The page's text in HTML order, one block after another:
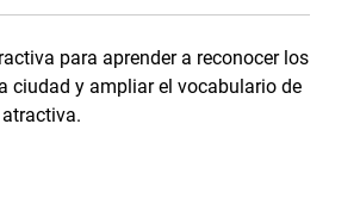
para aprender a reconocer los
ciudad y ampliar el vocabulario de